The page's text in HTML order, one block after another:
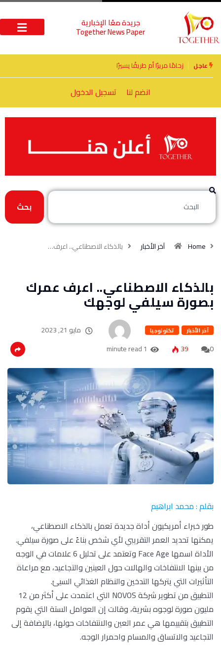
جريدة معًا الإخبارية
Together News Paper
عاجل الأخوة الأعداء وحتمًا لابد من لقاء
انضم لنا تسجيل الدخول
بحث
Home آخر الأخبار بالذكاء الاصطناعي.. اعرف…
بالذكاء الاصطناعي.. اعرف عمرك
بصورة سيلفي لوجهك
آخر الأخبار تكنولوجيا
مايو 21, 2023
0
39
1 minute read
بقلم : محمد ابراهيم
طور خبراء أمريكيون أداة جديدة تعمل بالذكاء الاصطناعي،
يمكنها تحديد العمر التقريبي لأي شخص بناءً على صورة سيلفي.
الأداة اسمها Face Age وتعتمد على تحليل 6 علامات في الوجه
من بينها الانتفاخات والهالات حول العينين والتجاعيد، مع مراعاة
التأثيرات التي يتركها التدخين والنظام الغذائي السيئ.
التطبيق من تطوير شركة NOVOS التي اعتمدت على أكثر من 12
مليون صورة لوجوه بشرية، وقالت إن العوامل الستة التي يقوم
التطبيق بتقييمها هي عمر العين والانتفاخات حولها، بالإضافة إلى
التجاعيد والاتساق والمسام واحمرار الوجه.